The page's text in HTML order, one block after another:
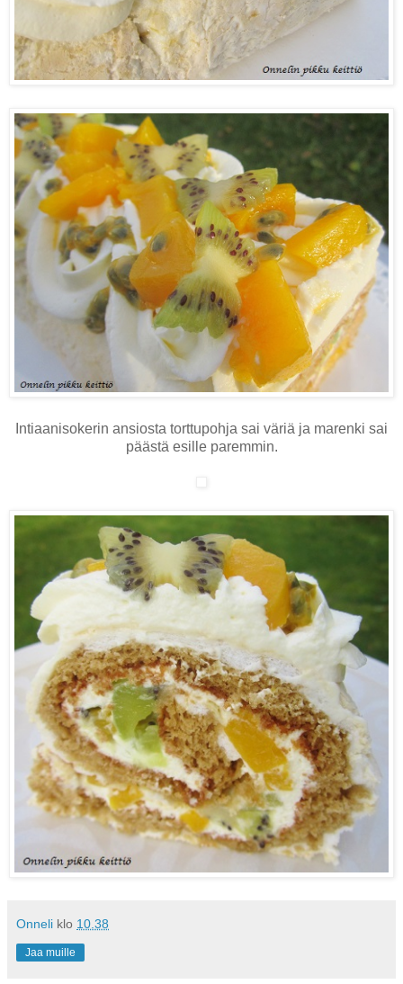
Intiaanisokerin ansiosta torttupohja sai väriä ja marenki sai
päästä esille paremmin.
Onneli klo 10.38
Jaa muille